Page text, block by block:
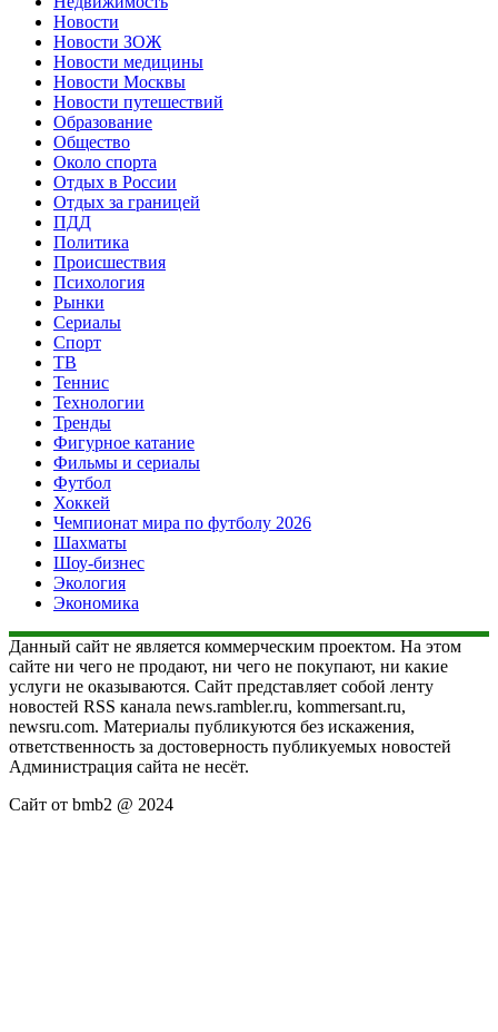
Новости
Новости ЗОЖ
Новости медицины
Новости Москвы
Новости путешествий
Образование
Общество
Около спорта
Отдых в России
Отдых за границей
ПДД
Политика
Происшествия
Психология
Рынки
Сериалы
Спорт
ТВ
Теннис
Технологии
Тренды
Фигурное катание
Фильмы и сериалы
Футбол
Хоккей
Чемпионат мира по футболу 2026
Шахматы
Шоу-бизнес
Экология
Экономика
Данный сайт не является коммерческим проектом. На этом
сайте ни чего не продают, ни чего не покупают, ни какие
услуги не оказываются. Сайт представляет собой ленту
новостей RSS канала news.rambler.ru, kommersant.ru,
newsru.com. Материалы публикуются без искажения,
ответственность за достоверность публикуемых новостей
Администрация сайта не несёт.
Сайт от bmb2 @ 2024